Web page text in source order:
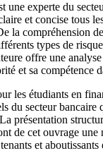
une experte du
et concise tous
la compréhension
types de
offre une
et sa compétence
les étudiants en
du secteur bancaire
présentation
de cet ouvrage une
et